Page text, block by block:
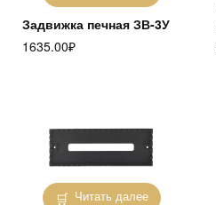
Задвижка печная ЗВ-3У
1635.00₽
Читать далее